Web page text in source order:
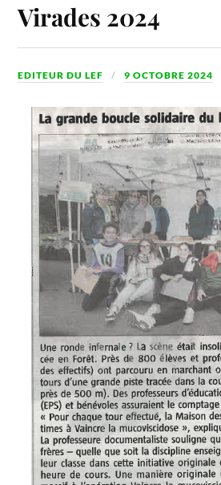
Virades 2024
EDITEUR DU LEF 9 OCTOBRE 2024